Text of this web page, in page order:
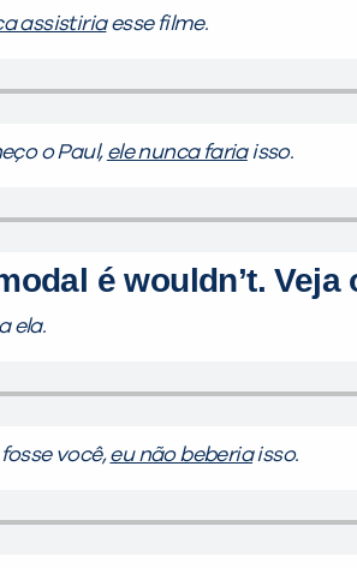
assistiriaesse filme.
o Paul, ele nunca fariaisso.
éwouldn’t. Veja
ela.
você,eu não beberiaisso.